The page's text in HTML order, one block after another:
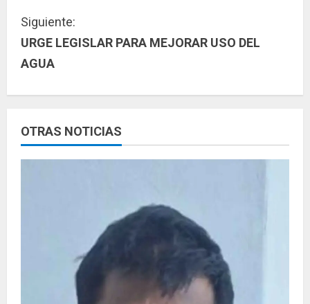
u
e
l
e
y
Siguiente:
URGE LEGISLAR PARA MEJORAR USO DEL
AGUA
OTRAS NOTICIAS